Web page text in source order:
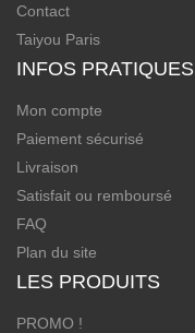
Contact
Taiyou Paris
INFOS PRATIQUES
Mon compte
Paiement sécurisé
Livraison
Satisfait ou remboursé
FAQ
Plan du site
LES PRODUITS
PROMO !